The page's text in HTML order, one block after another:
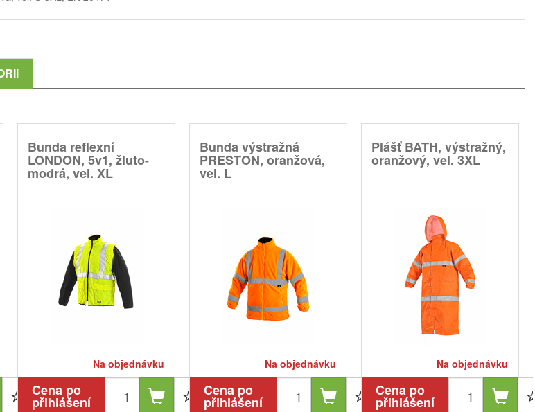
Bunda reflexní
LONDON, 5v1, žluto-
modrá, vel. XL
Na objednávku
Cena po
přihlášení
Bunda výstražná
PRESTON, oranžová,
vel. L
Na objednávku
Cena po
přihlášení
Plášť BATH, výstražný,
oranžový, vel. 3XL
Na objednávku
Cena po
přihlášení